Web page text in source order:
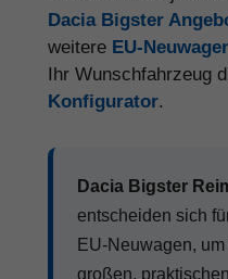
Dacia Bigster
weitere EU-
Ihr Wunschfahrzeug
Konfigurator.
Dacia Bigster
entscheiden sich
EU-Neuwagen,
großen,